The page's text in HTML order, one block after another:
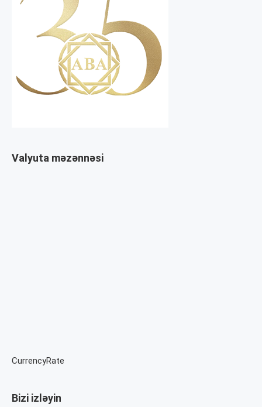
Valyuta məzənnəsi
CurrencyRate
Bizi izləyin